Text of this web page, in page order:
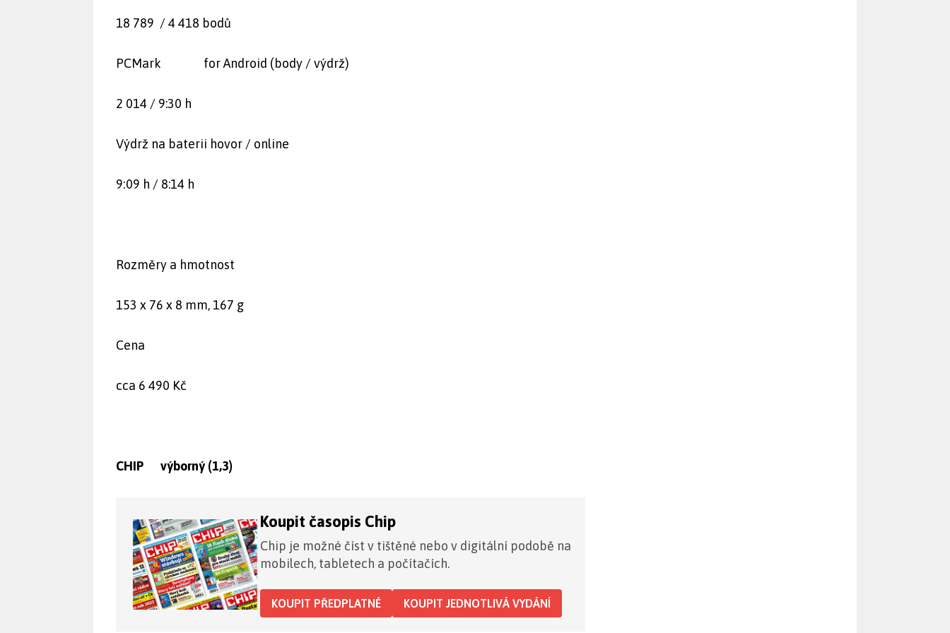
18 789 / 4 418 bodů
PCMark for Android (body / výdrž)
2 014 / 9:30 h
Výdrž na baterii hovor / online
9:09 h / 8:14 h
Rozměry a hmotnost
153 x 76 x 8 mm, 167 g
Cena
cca 6 490 Kč
CHIP výborný (1,3)
Koupit časopis Chip
Chip je možné číst v tištěné nebo v digitální podobě na
mobilech, tabletech a počítačích.
KOUPIT PŘEDPLATNÉ KOUPIT JEDNOTLIVÁ VYDÁNÍ